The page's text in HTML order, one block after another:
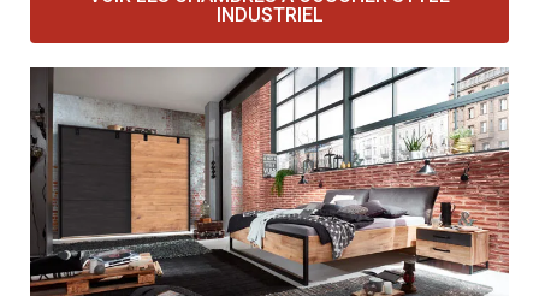
INDUSTRIEL